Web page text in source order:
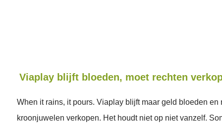
Viaplay blijft bloeden, moet rechten
When it rains, it pours. Viaplay blijft maar geld bloeden en
kroonjuwelen verkopen. Het houdt niet op niet vanzelf.